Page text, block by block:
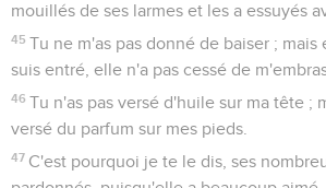
mouillés de ses larmes et les a essuyés
45 Tu ne m'as pas donné de baiser ;
suis entré, elle n'a pas cessé de
46 Tu n'as pas versé d'huile sur ma tête ;
versé du parfum sur mes pieds.
47 C'est pourquoi je te le dis, ses